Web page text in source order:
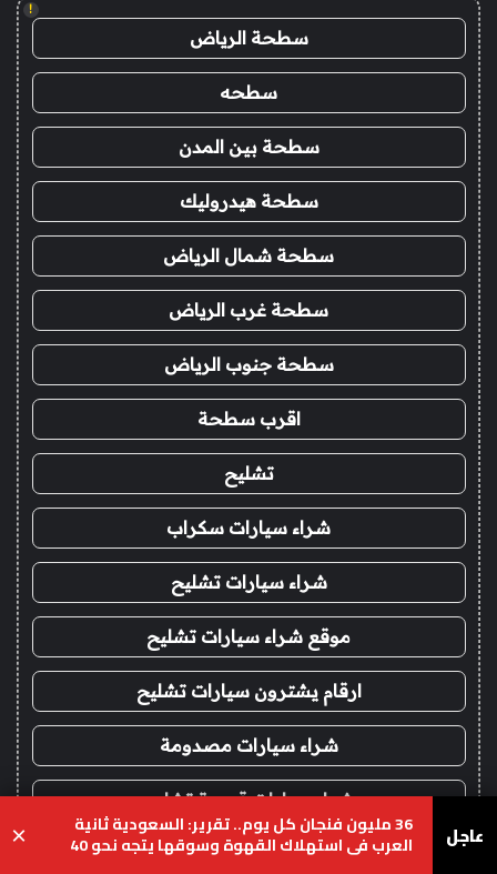
!
سطحة الرياض
سطحه
سطحة بين المدن
سطحة هيدروليك
سطحة شمال الرياض
سطحة غرب الرياض
سطحة جنوب الرياض
اقرب سطحة
تشليح
شراء سيارات سكراب
شراء سيارات تشليح
موقع شراء سيارات تشليح
ارقام يشترون سيارات تشليح
شراء سيارات مصدومة
شراء سيارات قديمة تشليح
عاجل 36 مليون فنجان كل يوم.. تقرير: السعودية ثانية
العرب في استهلاك القهوة وسوقها يتجه نحو 40 ×